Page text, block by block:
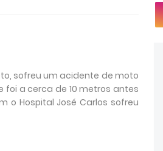
sofreu um acidente de moto
foi a cerca de 10 metros antes
o Hospital José Carlos sofreu